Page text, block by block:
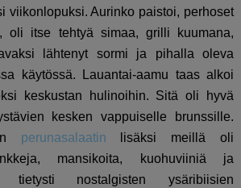
viikonlopuksi. Aurinko paistoi, perhoset
oli itse tehtyä simaa, grilli kuumana,
lähtenyt sormi ja pihalla oleva
käytössä. Lauantai-aamu taas alkoi
keskustan hulinoihin. Sitä oli hyvä
kesken vappuiselle brunssille.
perunasalaatin lisäksi meillä oli
mansikoita, kuohuviiniä ja
tietysti nostalgisten ysäribiisien